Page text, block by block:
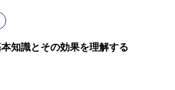
知識とその効果を理解する